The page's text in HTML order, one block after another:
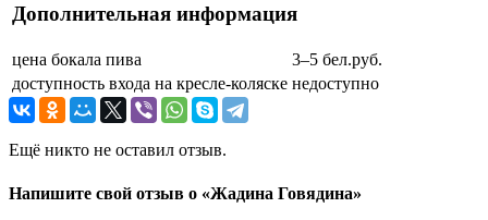
Дополнительная информация
цена бокала пива
3–5 бел.руб.
доступность входа на кресле-коляске недоступно
Ещё никто не оставил отзыв.
Напишите свой отзыв о «Жадина Говядина»